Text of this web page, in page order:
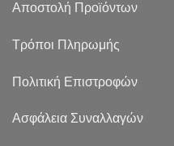
Αποστολή Προϊόντων
Τρόποι Πληρωμής
Πολιτική Επιστροφών
Ασφάλεια Συναλλαγών